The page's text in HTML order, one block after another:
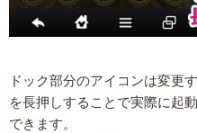
ドック部分のアイコンは変更
を長押しすることで実際に起
できます。